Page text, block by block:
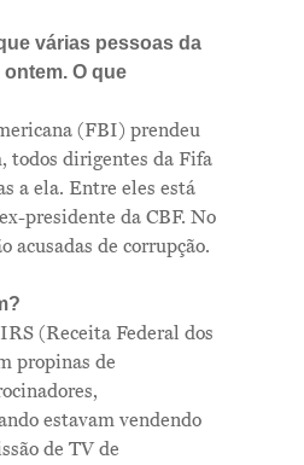
várias pessoas da
O que
(FBI) prendeu
todos dirigentes da Fifa
a ela. Entre eles está
presidente da CBF. No
acusadas de corrupção.
(Receita Federal dos
propinas de
estavam vendendo
de TV de